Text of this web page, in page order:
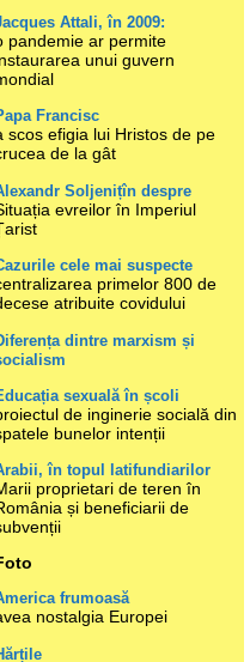
Attali, în 2009:
pandemie ar permite
unui guvern
Francisc
scos efigia lui Hristos de pe
de la gât
Soljenițîn despre
evreilor în Imperiul
cele mai suspecte
primelor 800 de
atribuite covidului
dintre marxism și
sexuală în școli
de inginerie socială din
bunelor intenții
în topul latifundiarilor
proprietari de teren în
și beneficiarii de
frumoasă
nostalgia Europei